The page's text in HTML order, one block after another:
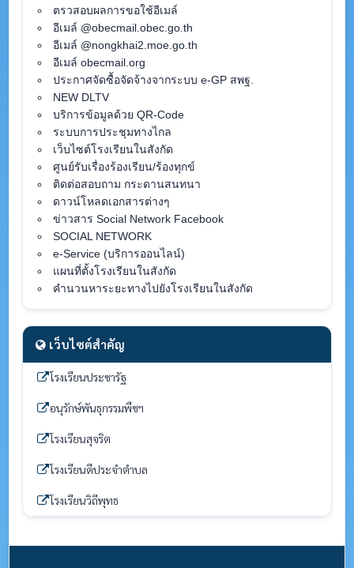
ตรวสอบผลการขอใช้อีเมล์
อีเมล์ @obecmail.obec.go.th
อีเมล์ @nongkhai2.moe.go.th
อีเมล์ obecmail.org
ประกาศจัดซื้อจัดจ้างจากระบบ e-GP สพฐ.
NEW DLTV
บริการข้อมูลด้วย QR-Code
ระบบการประชุมทางไกล
เว็บไซต์โรงเรียนในสังกัด
ศูนย์รับเรื่องร้องเรียน/ร้องทุกข์
ติดต่อสอบถาม กระดานสนทนา
ดาวน์โหลดเอกสารต่างๆ
ข่าวสาร Social Network Facebook
SOCIAL NETWORK
e-Service (บริการออนไลน์)
แผนที่ตั้งโรงเรียนในสังกัด
คำนวนหาระยะทางไปยังโรงเรียนในสังกัด
เว็บไซต์สำคัญ
โรงเรียนประชารัฐ
อนุรักษ์พันธุกรรมพืชฯ
โรงเรียนสุจริต
โรงเรียนดีประจำตำบล
โรงเรียนวิถีพุทธ